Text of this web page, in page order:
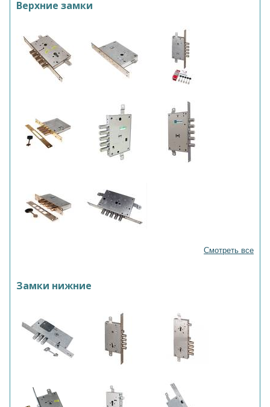
Верхние замки
Смотреть все
Замки нижние